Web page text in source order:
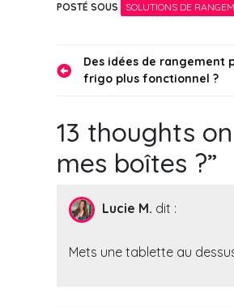
?
POSTÉ SOUS SOLUTIONS DE
Navigation
l’article
Des idées de rangement
frigo plus fonctionnel ?
13 thoughts on
mes boîtes ?”
Lucie M. dit :
Mets une tablette au